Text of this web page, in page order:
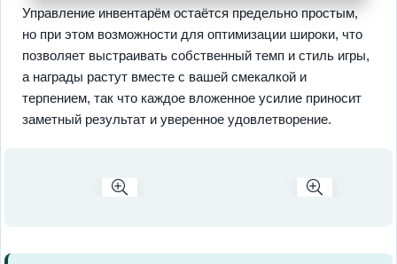
Управление инвентарём остаётся предельно простым,
но при этом возможности для оптимизации широки, что
позволяет выстраивать собственный темп и стиль игры,
а награды растут вместе с вашей смекалкой и
терпением, так что каждое вложенное усилие приносит
заметный результат и уверенное удовлетворение.